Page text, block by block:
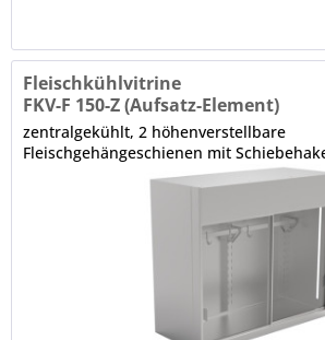
Fleischkühlvitrine
FKV-F 150-Z (Aufsatz-Element)
zentralgekühlt, 2 höhenverstellbare
Fleischgehängeschienen mit